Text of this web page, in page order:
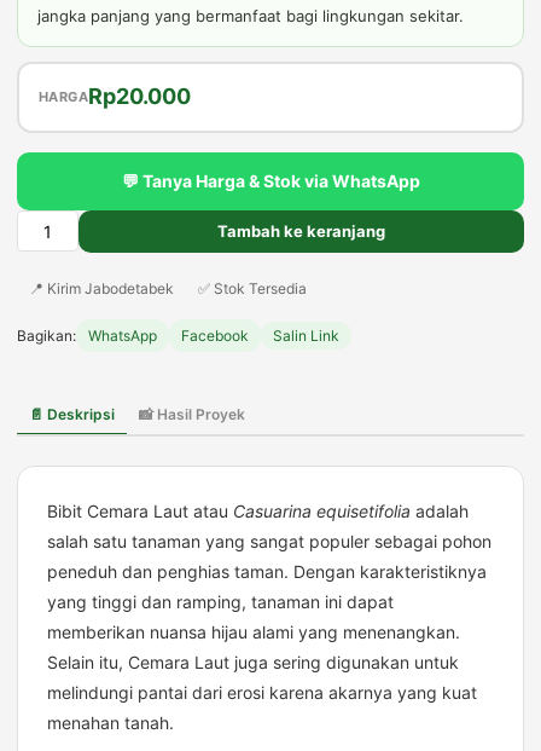
jangka panjang yang bermanfaat bagi lingkungan sekitar.
HARGAHarga
aslinya
Rp25.000.
Rp20.000Harga
saat
adalah:
Rp20.000.
💬 Tanya Harga & Stok via WhatsApp
Kuantitas
Bibit
Laut
Laut
Tambah ke keranjang
📍 Kirim Jabodetabek ✅ Stok Tersedia
Bagikan: WhatsApp Facebook Salin Link
📄 Deskripsi 📸 Hasil Proyek
Bibit Cemara Laut atau Casuarina equisetifolia adalah
salah satu tanaman yang sangat populer sebagai pohon
peneduh dan penghias taman. Dengan karakteristiknya
yang tinggi dan ramping, tanaman ini dapat
memberikan nuansa hijau alami yang menenangkan.
Selain itu, Cemara Laut juga sering digunakan untuk
melindungi pantai dari erosi karena akarnya yang kuat
menahan tanah.